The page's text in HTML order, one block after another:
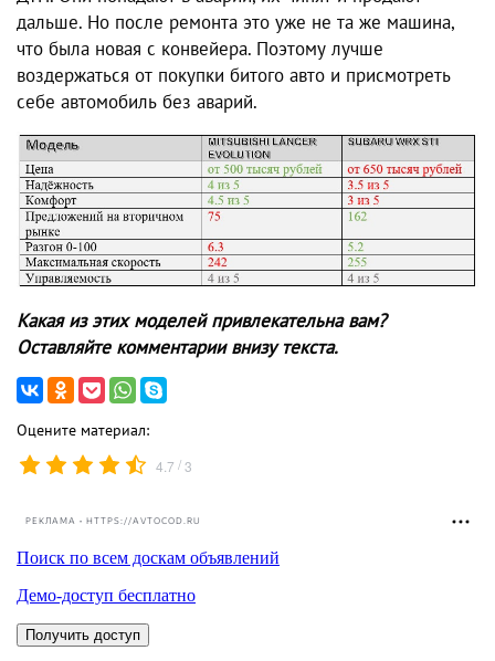
дальше. Но после ремонта это уже не та же машина,
что была новая с конвейера. Поэтому лучше
воздержаться от покупки битого авто и присмотреть
себе автомобиль без аварий.
Какая из этих моделей привлекательна вам?
Оставляйте комментарии внизу текста.
Оцените материал:
4.7 /3
РЕКЛАМА • HTTPS://AVTOCOD.RU